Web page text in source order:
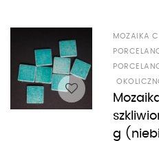
MOZAIKA
g